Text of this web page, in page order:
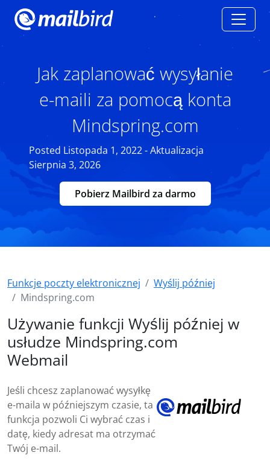
Jak zaplanować wysyłanie
e-maili za pomocą konta
Mindspring.com
Posted Listopada 1, 2022 - Aktualizacja
Sierpnia 3, 2026
Pobierz Mailbird za darmo
Funkcje poczty elektronicznej
Wyślij później
Mindspring.com
Używanie funkcji Wyślij później w
usłudze Mindspring.com
Webmail
Jeśli chcesz zaplanować wysyłkę
e-maila w późniejszym czasie, ta
funkcja pozwoli Ci wybrać czas i
datę, kiedy adresat ma otrzymać
Twój e-mail.